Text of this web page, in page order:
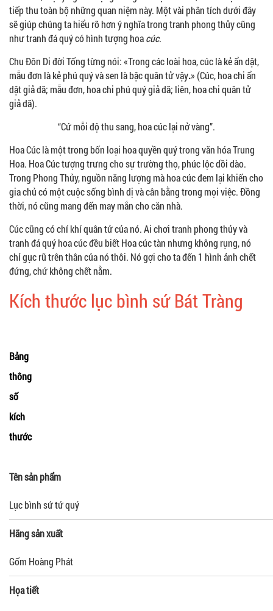
tiếp thu toàn bộ những quan niệm này. Một vài phân tích dưới đây
sẽ giúp chúng ta hiểu rõ hơn ý nghĩa trong tranh phong thủy cũng
như tranh đá quý có hình tượng hoacúc.
Chu Đôn Di đời Tống từng nói: «Trong các loài hoa, cúc là kẻ ẩn dật,
mẫu đơn là kẻ phú quý và sen là bậc quân tử vậy.» (Cúc, hoa chi ẩn
dật giả dã; mẫu đơn, hoa chi phú quý giả dã; liên, hoa chi quân tử
giả dã).
“Cứ mỗi độ thu sang, hoa cúc lại nở vàng”.
Hoa Cúc là một trong bốn loại hoa quyền quý trong văn hóa Trung
Hoa. Hoa Cúc tượng trưng cho sự trường thọ, phúc lộc dồi dào.
Trong Phong Thủy, nguồn năng lượng mà hoa cúc đem lại khiến cho
gia chủ có một cuộc sống bình dị và cân bằng trong mọi việc. Đồng
thời, nó cũng mang đến may mắn cho căn nhà.
Cúc cũng có chí khí quân tử của nó. Ai chơi tranh phong thủy và
tranh đá quý hoa cúc đều biết Hoa cúc tàn nhưng không rụng, nó
chỉ gục rũ trên thân của nó thôi. Nó gợi cho ta đến 1 hình ảnh chết
đứng, chứ không chết nằm.
Kích thước lục bình sứ Bát Tràng
Bảng
thông
số
kích
thước
Tên sản phẩm
Lục bình sứ tứ quý
Hãng sản xuất
Gốm Hoàng Phát
Họa tiết